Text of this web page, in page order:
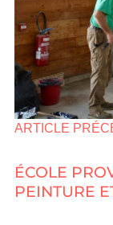
ARTICLE
ÉCOLE
PEINTURE